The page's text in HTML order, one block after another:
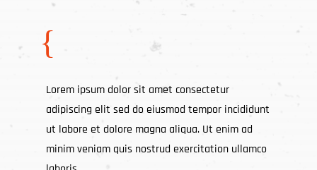
{
Lorem ipsum dolor sit amet consectetur
adipiscing elit sed do eiusmod tempor incididunt
ut labore et dolore magna aliqua. Ut enim ad
minim veniam quis nostrud exercitation ullamco